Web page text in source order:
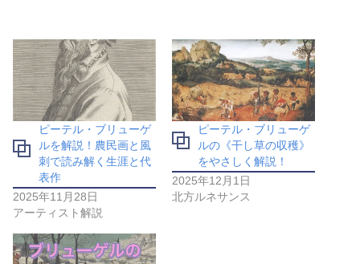
ピーテル・ブリューゲ
ルを解説！農民画と風
刺で読み解く生涯と代
表作
2025年11月28日
アーティスト解説
ピーテル・ブリューゲ
ルの《干し草の収穫》
をやさしく解説！
2025年12月1日
北方ルネサンス